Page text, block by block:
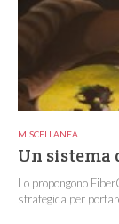
MISCELLANEA
Un sistema
Lo propongono
strategica per